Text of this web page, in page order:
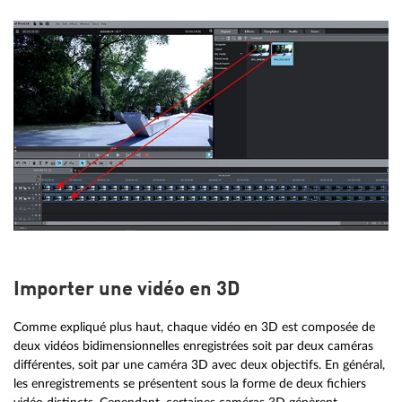
Importer une vidéo en 3D
Comme expliqué plus haut, chaque vidéo en 3D est composée de
deux vidéos bidimensionnelles enregistrées soit par deux caméras
différentes, soit par une caméra 3D avec deux objectifs. En général,
les enregistrements se présentent sous la forme de deux fichiers